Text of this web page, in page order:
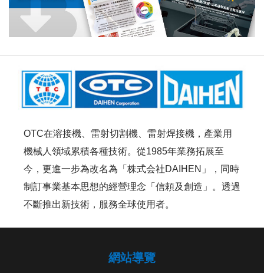
OTC在溶接機、雷射切割機、雷射焊接機，產業用
機械人領域累積各種技術。從1985年業務拓展至
今，更進一步為改名為「株式会社DAIHEN」，同時
制訂事業基本思想的經營理念「信頼及創造」。透過
不斷推出新技術，服務全球使用者。
網站導覽